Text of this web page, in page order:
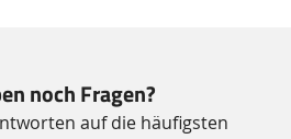
noch Fragen?
auf die häufigsten